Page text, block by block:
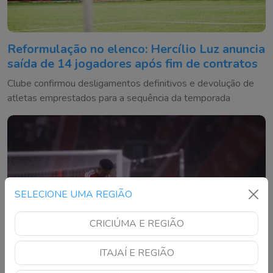
SELECIONE UMA REGIÃO
CRICIÚMA E REGIÃO
ITAJAÍ E REGIÃO
Reformulação no elenco: Hercílio Luz anuncia
saída de 14 jogadores após fim de contratos
Clube confirmou desligamentos definitivos e devolução de
atletas emprestados para a sequência da temporada